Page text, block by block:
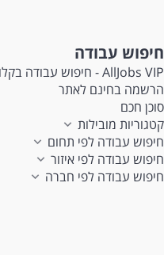
חיפוש עבודה
AllJobs VIP - חיפוש עבודה בקלות
הרשמה בחינם לאתר
סוכן חכם
קטגוריות מובילות
חיפוש עבודה לפי תחום
חיפוש עבודה לפי איזור
חיפוש עבודה לפי חברה